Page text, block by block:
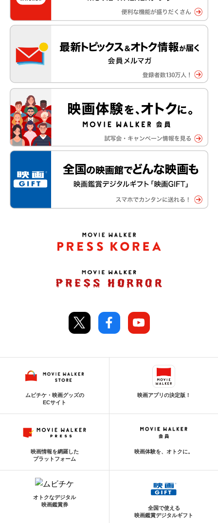
ムビチケ・映画グッズの
ECサイト
映画アプリの決定版！
映画情報を網羅した
プラットフォーム
映画体験を、オトクに。
オトクなデジタル
映画鑑賞券
全国で使える
映画鑑賞デジタルギフト